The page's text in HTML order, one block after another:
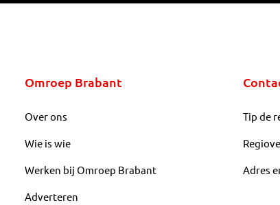
Omroep Brabant
Over ons
Wie is wie
Werken bij Omroep Brabant
Adverteren
Tip de
Adres